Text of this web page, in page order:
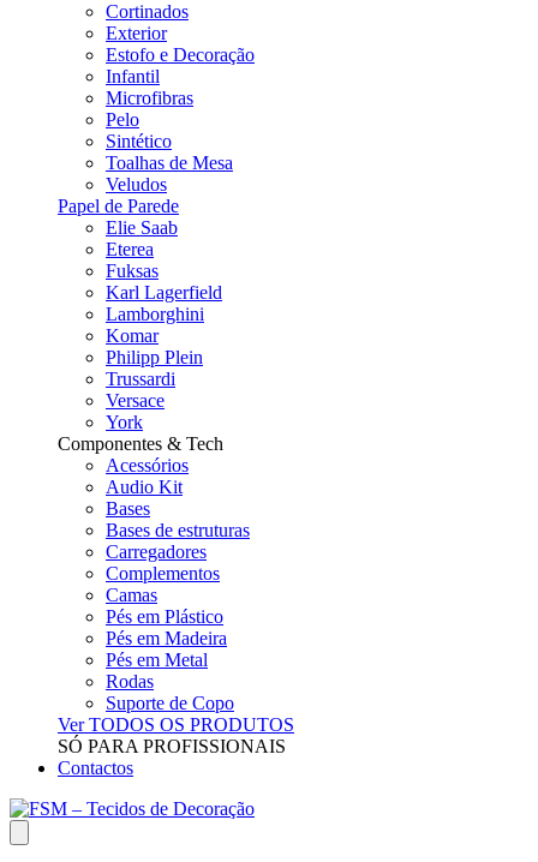
Cortinados
Exterior
Estofo e Decoração
Infantil
Microfibras
Pelo
Sintético
Toalhas de Mesa
Veludos
Papel de Parede
Elie Saab
Eterea
Fuksas
Karl Lagerfield
Lamborghini
Komar
Philipp Plein
Trussardi
Versace
York
Componentes & Tech
Acessórios
Audio Kit
Bases
Bases de estruturas
Carregadores
Complementos
Camas
Pés em Plástico
Pés em Madeira
Pés em Metal
Rodas
Suporte de Copo
Ver TODOS OS PRODUTOS
SÓ PARA PROFISSIONAIS
Contactos